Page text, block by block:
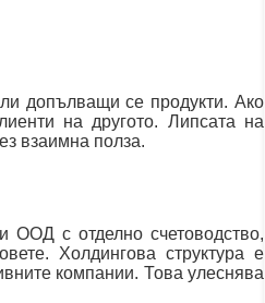
допълващи се продукти. Ако
на другото. Липсата на
взаимна полза.
ООД с отделно счетоводство,
Холдингова структура е
компании. Това улеснява